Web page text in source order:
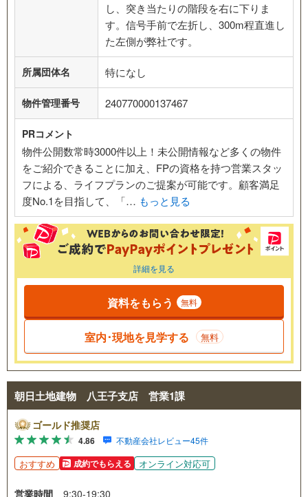
し、突き当たりの階段を右に下りま
す。信号手前で左折し、300m程直進し
た左側が弊社です。
所属団体名 特になし
物件管理番号 240770000137467
PRコメント
物件公開数常時3000件以上！未公開情報など多くの物件
をご紹介できることに加え、FPの資格を持つ営業スタッ
フによる、ライフプランのご提案が可能です。顧客満足
度No.1を目指して、「… もっと見る
詳細を見る
資料をもらう 無料
室内･現地を見学する 無料
朝日土地建物 八王子支店 営業1課
ゴールド推奨店
4.86 不動産会社レビュー45件
おすすめ 成約でもらえる オンライン対応可
営業時間 9:30-19:30